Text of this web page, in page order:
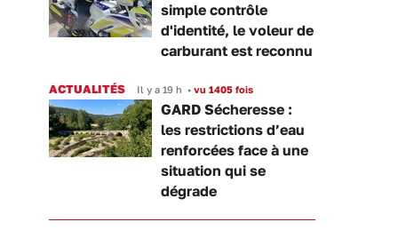
simple contrôle
d'identité, le voleur de
carburant est reconnu
ACTUALITÉS Il y a 19 h • vu 1405 fois
GARD Sécheresse :
les restrictions d’eau
renforcées face à une
situation qui se
dégrade